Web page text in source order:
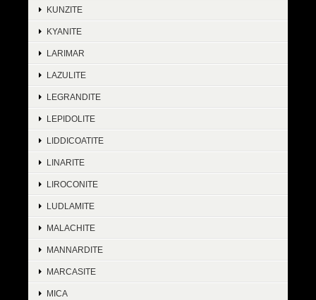
KUNZITE
KYANITE
LARIMAR
LAZULITE
LEGRANDITE
LEPIDOLITE
LIDDICOATITE
LINARITE
LIROCONITE
LUDLAMITE
MALACHITE
MANNARDITE
MARCASITE
MICA